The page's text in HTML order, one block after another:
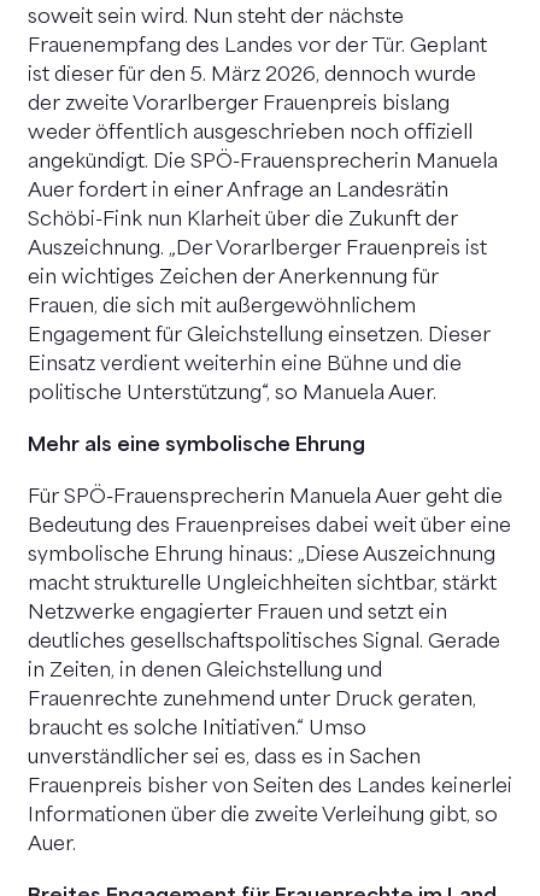
soweit sein wird. Nun steht der nächste
Frauenempfang des Landes vor der Tür. Geplant
ist dieser für den 5. März 2026, dennoch wurde
der zweite Vorarlberger Frauenpreis bislang
weder öffentlich ausgeschrieben noch offiziell
angekündigt. Die SPÖ-Frauensprecherin Manuela
Auer fordert in einer Anfrage an Landesrätin
Schöbi-Fink nun Klarheit über die Zukunft der
Auszeichnung. „Der Vorarlberger Frauenpreis ist
ein wichtiges Zeichen der Anerkennung für
Frauen, die sich mit außergewöhnlichem
Engagement für Gleichstellung einsetzen. Dieser
Einsatz verdient weiterhin eine Bühne und die
politische Unterstützung“, so Manuela Auer.
Mehr als eine symbolische Ehrung
Für SPÖ-Frauensprecherin Manuela Auer geht die
Bedeutung des Frauenpreises dabei weit über eine
symbolische Ehrung hinaus: „Diese Auszeichnung
macht strukturelle Ungleichheiten sichtbar, stärkt
Netzwerke engagierter Frauen und setzt ein
deutliches gesellschaftspolitisches Signal. Gerade
in Zeiten, in denen Gleichstellung und
Frauenrechte zunehmend unter Druck geraten,
braucht es solche Initiativen.“ Umso
unverständlicher sei es, dass es in Sachen
Frauenpreis bisher von Seiten des Landes keinerlei
Informationen über die zweite Verleihung gibt, so
Auer.